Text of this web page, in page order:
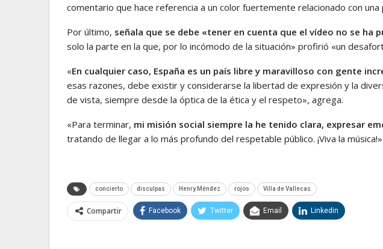
comentario que hace referencia a un color fuertemente relacionado con una
Por último, señala que se debe «tener en cuenta que el vídeo no se ha
solo la parte en la que, por lo incómodo de la situación» profirió «un
«En cualquier caso, España es un país libre y maravilloso con gente
esas razones, debe existir y considerarse la libertad de expresión y la
de vista, siempre desde la óptica de la ética y el respeto», agrega.
«Para terminar, mi misión social siempre la he tenido clara, expresar
tratando de llegar a lo más profundo del respetable público. ¡Viva la
concierto disculpas Henry Méndez rojos Villa de Vallecas
Compartir Facebook Twitter Email Linkedin